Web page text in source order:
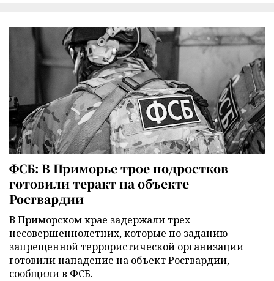
ФСБ: В Приморье трое подростков
готовили теракт на объекте
Росгвардии
В Приморском крае задержали трех
несовершеннолетних, которые по заданию
запрещенной террористической организации
готовили нападение на объект Росгвардии,
сообщили в ФСБ.